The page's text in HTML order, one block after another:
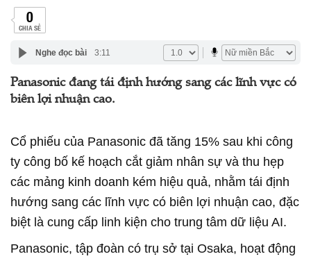
0
CHIA SẺ
Nghe đọc bài 3:11
Panasonic đang tái định hướng sang các lĩnh vực có
biên lợi nhuận cao.
Cổ phiếu của Panasonic đã tăng 15% sau khi công
ty công bố kế hoạch cắt giảm nhân sự và thu hẹp
các mảng kinh doanh kém hiệu quả, nhằm tái định
hướng sang các lĩnh vực có biên lợi nhuận cao, đặc
biệt là cung cấp linh kiện cho trung tâm dữ liệu AI.
Panasonic, tập đoàn có trụ sở tại Osaka, hoạt động